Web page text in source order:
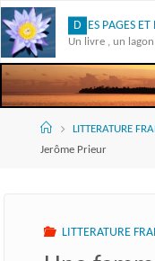
Skip
to
content
D ES PAGES ET
Un livre , un
AccueilLITTERATURE
Jerôme Prieur
LITTERATURE